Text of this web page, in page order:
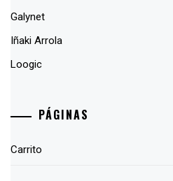
Galynet
Iñaki Arrola
Loogic
PÁGINAS
Carrito